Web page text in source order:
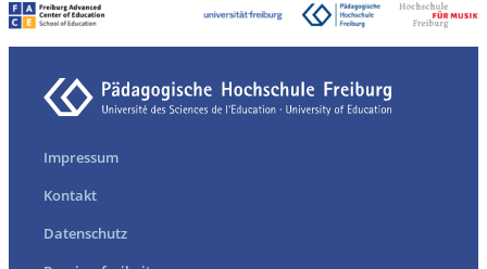
Impressum
Kontakt
Datenschutz